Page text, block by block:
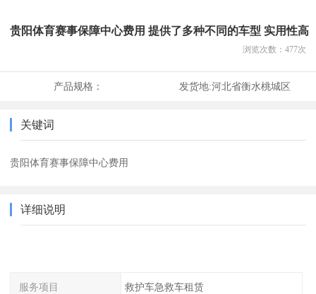
贵阳体育赛事保障中心费用 提供了多种不同的车型 实用性高
浏览次数： 477次
产品规格： 发货地:河北省衡水桃城区
关键词
贵阳体育赛事保障中心费用
详细说明
服务项目 救护车急救车租赁